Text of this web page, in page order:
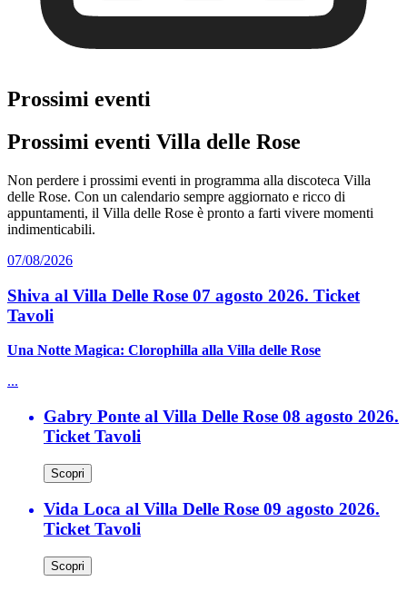
Prossimi eventi
Prossimi eventi Villa delle Rose
Non perdere i prossimi eventi in programma alla discoteca Villa
delle Rose. Con un calendario sempre aggiornato e ricco di
appuntamenti, il Villa delle Rose è pronto a farti vivere momenti
indimenticabili.
07/08/2026
Shiva al Villa Delle Rose 07 agosto 2026. Ticket
Tavoli
Una Notte Magica: Clorophilla alla Villa delle Rose
...
Gabry Ponte al Villa Delle Rose 08 agosto 2026.
Ticket Tavoli
Scopri
Vida Loca al Villa Delle Rose 09 agosto 2026.
Ticket Tavoli
Scopri